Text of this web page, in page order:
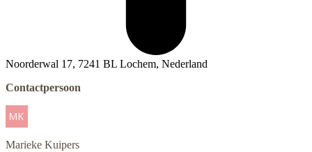
Noorderwal 17, 7241 BL Lochem, Nederland
Contactpersoon
Marieke Kuipers